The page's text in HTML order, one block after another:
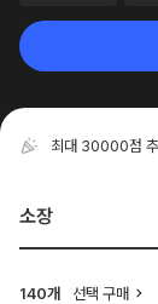
최대 30000점
소장
140개 선택 구매